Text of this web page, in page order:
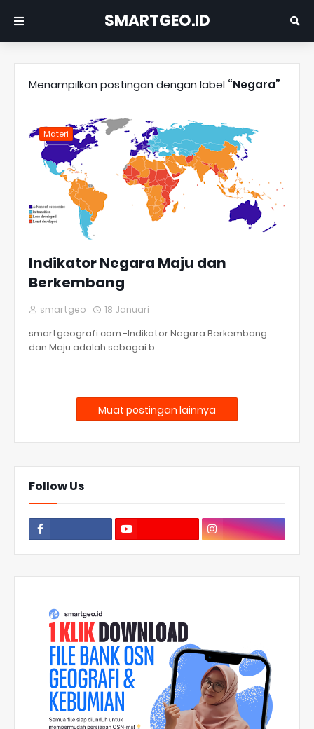
SMARTGEO.ID
Menampilkan postingan dengan label Negara
Materi
Indikator Negara Maju dan
Berkembang
smartgeo 18 Januari
smartgeografi.com -Indikator Negara Berkembang
dan Maju adalah sebagai b…
Muat postingan lainnya
Follow Us